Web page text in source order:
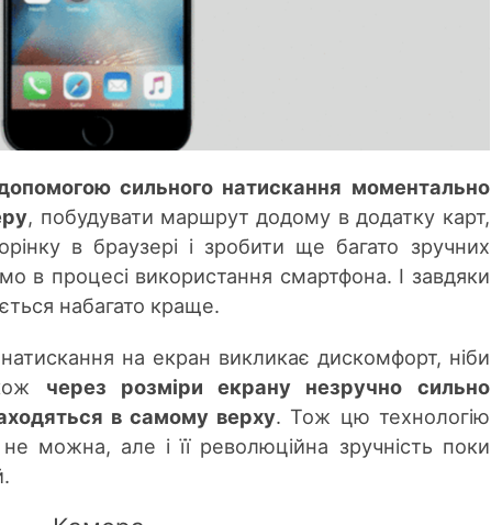
сильного натискання моментально
, побудувати маршрут додому в додатку карт,
в браузері і зробити ще багато зручних
в процесі використання смартфона. І завдяки
набагато краще.
на екран викликає дискомфорт, ніби
через розміри екрану незручно сильно
в самому верху. Тож цю технологію
можна, але і її революційна зручність поки